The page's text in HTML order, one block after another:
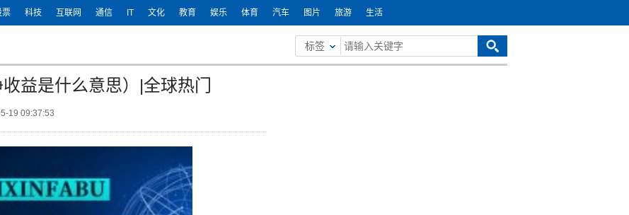
票 科技 互联网 通信 IT 文化 教育 娱乐 体育 汽车 图片 旅游 生活
标签
益是什么意思）|全球热门
19 09:37:53